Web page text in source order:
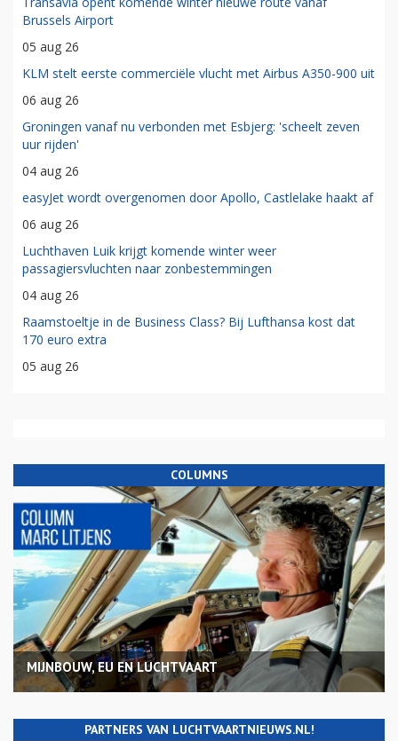
Brussels Airport
05 aug 26
KLM stelt eerste commerciële vlucht met Airbus A350-900 uit
06 aug 26
Groningen vanaf nu verbonden met Esbjerg: 'scheelt zeven
uur rijden'
04 aug 26
easyJet wordt overgenomen door Apollo, Castlelake haakt af
06 aug 26
Luchthaven Luik krijgt komende winter weer
passagiersvluchten naar zonbestemmingen
04 aug 26
Raamstoeltje in de Business Class? Bij Lufthansa kost dat
170 euro extra
05 aug 26
COLUMNS
MIJNBOUW, EU EN LUCHTVAART
PARTNERS VAN LUCHTVAARTNIEUWS.NL!